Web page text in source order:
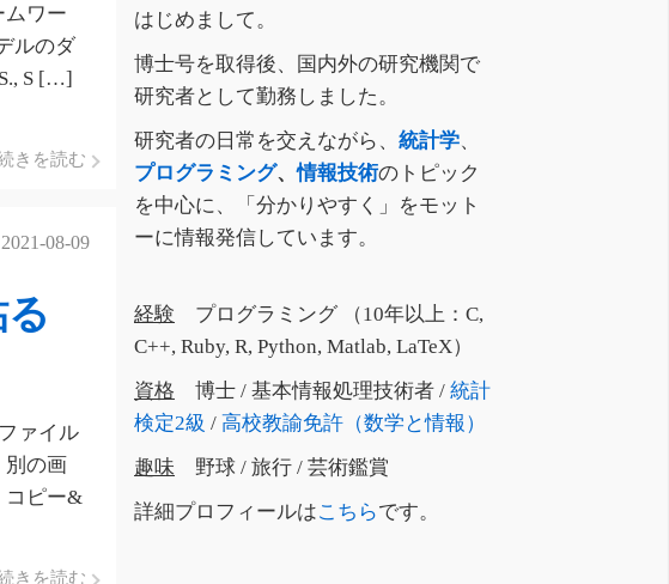
ムワー
ルのダ
S […]
きを読む
08-09
ァイル
別の画
コピー&
きを読む
はじめまして。
博士号を取得後、国内外の研究機関で
研究者として勤務しました。
研究者の日常を交えながら、 統計学、
プログラミング、情報技術のトピック
を中心に、「分かりやすく」をモット
ーに情報発信しています。
経験 プログラミング （10年以上：C,
C++, Ruby, R, Python, Matlab, LaTeX）
資格 博士 / 基本情報処理技術者 / 統計
検定2級 / 高校教諭免許（数学と情報）
趣味 野球 / 旅行 / 芸術鑑賞
詳細プロフィールはこちらです。